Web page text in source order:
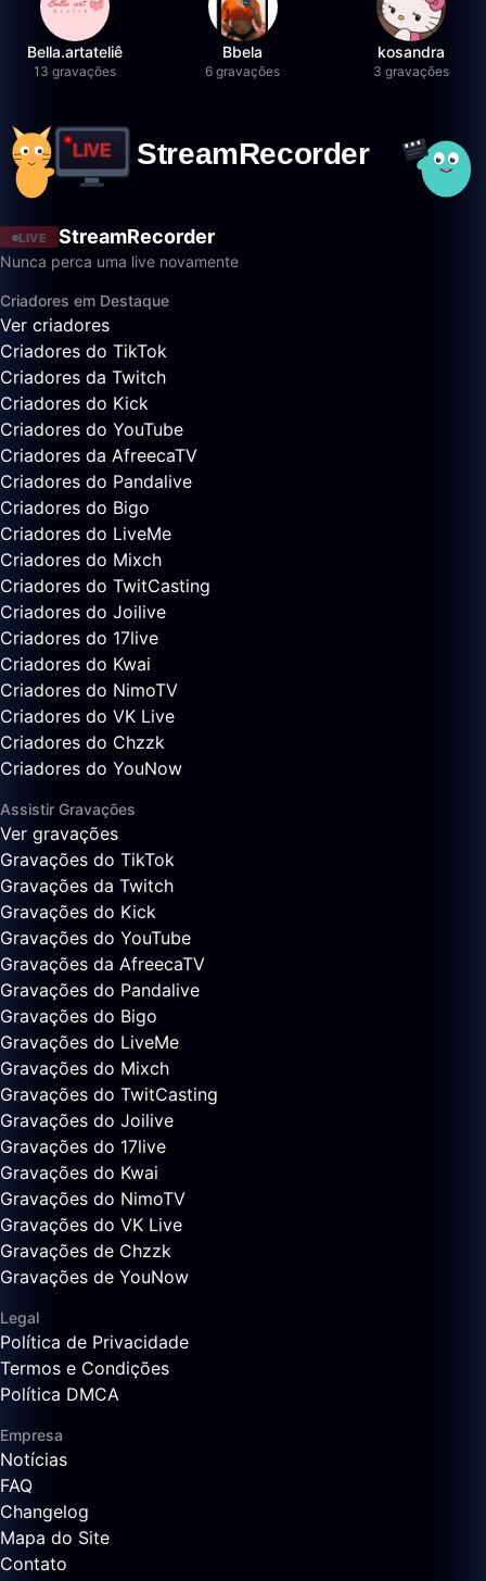
Bella.artateliê
13 gravações
Bbela
6 gravações
kosandra
3 gravações
LIVE StreamRecorder
Nunca perca uma live novamente
Criadores em Destaque
Ver criadores
Criadores do TikTok
Criadores da Twitch
Criadores do Kick
Criadores do YouTube
Criadores da AfreecaTV
Criadores do Pandalive
Criadores do Bigo
Criadores do LiveMe
Criadores do Mixch
Criadores do TwitCasting
Criadores do Joilive
Criadores do 17live
Criadores do Kwai
Criadores do NimoTV
Criadores do VK Live
Criadores do Chzzk
Criadores do YouNow
Assistir Gravações
Ver gravações
Gravações do TikTok
Gravações da Twitch
Gravações do Kick
Gravações do YouTube
Gravações da AfreecaTV
Gravações do Pandalive
Gravações do Bigo
Gravações do LiveMe
Gravações do Mixch
Gravações do TwitCasting
Gravações do Joilive
Gravações do 17live
Gravações do Kwai
Gravações do NimoTV
Gravações do VK Live
Gravações de Chzzk
Gravações de YouNow
Legal
Política de Privacidade
Termos e Condições
Política DMCA
Empresa
Notícias
FAQ
Changelog
Mapa do Site
Contato